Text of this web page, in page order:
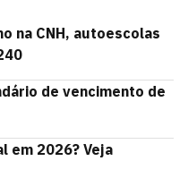
na CNH, autoescolas
de vencimento de
em 2026? Veja